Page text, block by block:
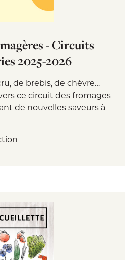
- Circuits
2025-2026
de brebis, de chèvre…
ce circuit des fromages
de nouvelles saveurs à